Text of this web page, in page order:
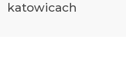
katowicach